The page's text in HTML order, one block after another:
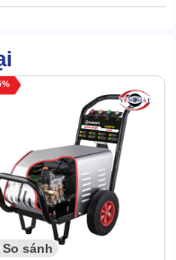
thấp. Không nhất thiết phải
sứ siêu cấp. Cho khả
bar
7.5KW cùng áp lực max
loại bỏ triệt để vết bẩn
So sánh